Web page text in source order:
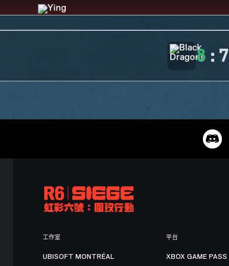
8 : 7
工作室
UBISOFT MONTRÉAL
平台
XBOX GAME PASS